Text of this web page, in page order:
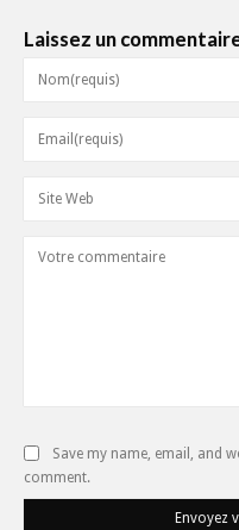
Laissez un
Save my name, email, and
comment.
Envoyez